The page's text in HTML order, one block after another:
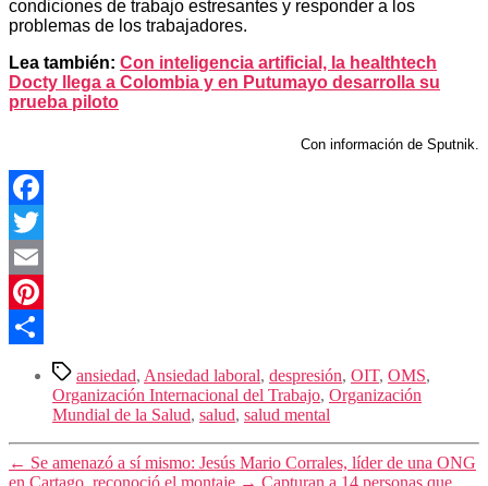
condiciones de trabajo estresantes y responder a los
problemas de los trabajadores.
Lea también: Con inteligencia artificial, la healthtech
Docty llega a Colombia y en Putumayo desarrolla su
prueba piloto
Con información de Sputnik.
Facebook
Twitter
Email
Pinterest
CompartirEtiquetas
ansiedad, Ansiedad laboral, despresión, OIT, OMS,
Organización Internacional del Trabajo, Organización
Mundial de la Salud, salud, salud mental
← Se amenazó a sí mismo: Jesús Mario Corrales, líder de una ONG
en Cartago, reconoció el montaje → Capturan a 14 personas que